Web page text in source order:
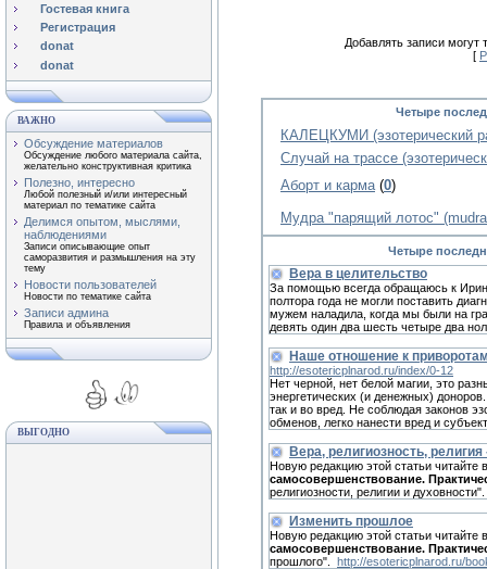
Гостевая книга
Регистрация
donat
donat
ВАЖНО
Обсуждение материалов
Обсуждение любого материала сайта,
желательно конструктивная критика
Полезно, интересно
Любой полезный и/или интересный
материал по тематике сайта
Делимся опытом, мыслями,
наблюдениями
Записи описывающие опыт
саморазвития и размышления на эту
тему
Новости пользователей
Новости по тематике сайта
Записи админа
Правила и объявления
ВЫГОДНО
Добавлять записи могут
[
Четыре
КАЛЕЦКУМИ (эзотерический
Случай на трассе
Аборт и карма (0)
Мудра "парящий лотос"
Четыре
Вера в целительство
За помощью всегда обращаюсь к
полтора года не могли поставить
мужем наладила, когда мы были на
девять один два шесть четыре два
Наше отношение к
http://esotericplnarod.ru/index/0-12
Нет черной, нет белой магии, это
энергетических (и денежных)
так и во вред. Не соблюдая законов
обменов, легко нанести вред и
Вера, религиозность,
Новую редакцию этой статьи читайте
самосовершенствование.
религиозности, религии и
Изменить прошлое
Новую редакцию этой статьи читайте
самосовершенствование.
прошлого". http://esotericplnarod.ru/